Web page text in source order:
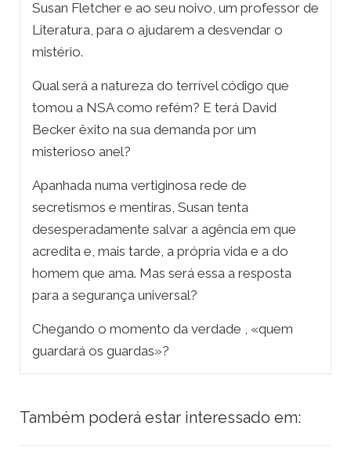
Susan Fletcher e ao seu noivo, um professor de
Literatura, para o ajudarem a desvendar o
mistério.
Qual será a natureza do terrível código que
tomou a NSA como refém? E terá David
Becker êxito na sua demanda por um
misterioso anel?
Apanhada numa vertiginosa rede de
secretismos e mentiras, Susan tenta
desesperadamente salvar a agência em que
acredita e, mais tarde, a própria vida e a do
homem que ama. Mas será essa a resposta
para a segurança universal?
Chegando o momento da verdade , «quem
guardará os guardas»?
Também poderá estar interessado em: